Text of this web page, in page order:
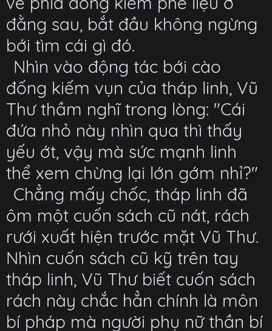
đằng sau, bắt đầu không ngừng
bới tìm cái gì đó.
Nhìn vào động tác bới cào
đống kiếm vụn của tháp linh, Vũ
Thư thầm nghĩ trong lòng: "Cái
đứa nhỏ này nhìn qua thì thấy
yếu ớt, vậy mà sức mạnh linh
thể xem chừng lại lớn gớm nhỉ?"
Chẳng mấy chốc, tháp linh đã
ôm một cuốn sách cũ nát, rách
rưới xuất hiện trước mặt Vũ Thư.
Nhìn cuốn sách cũ kỹ trên tay
tháp linh, Vũ Thư biết cuốn sách
rách này chắc hẳn chính là môn
bí pháp mà người phụ nữ thần bí